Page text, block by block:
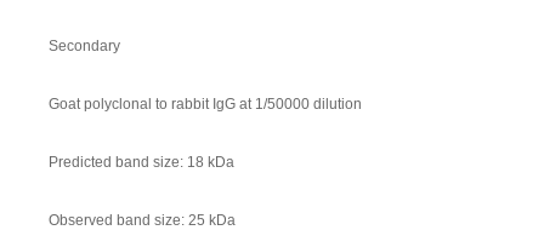
Secondary
Goat polyclonal to rabbit IgG at 1/50000 dilution
Predicted band size: 18 kDa
Observed band size: 25 kDa